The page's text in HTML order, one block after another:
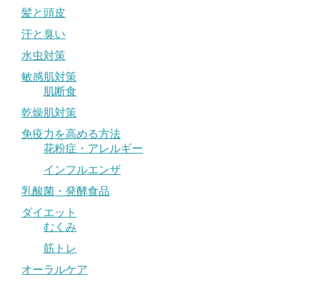
髪と頭皮
汗と臭い
水虫対策
敏感肌対策
肌断食
乾燥肌対策
免疫力を高める方法
花粉症・アレルギー
インフルエンザ
乳酸菌・発酵食品
ダイエット
むくみ
筋トレ
オーラルケア